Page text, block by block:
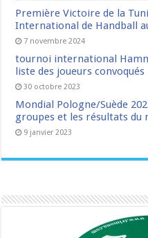
Première Victoire de la
International de Handball
7 novembre 2024
tournoi international
liste des joueurs convoqués
30 octobre 2023
Mondial Pologne/Suède
groupes et les résultats du
9 janvier 2023